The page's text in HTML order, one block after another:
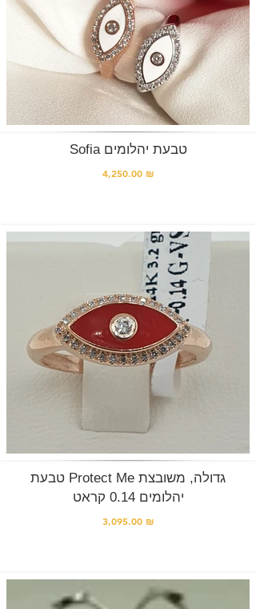
Sofia טבעת יהלומים
4,250.00 ₪
טבעת Protect Me גדולה, משובצת
יהלומים 0.14 קראט
3,095.00 ₪